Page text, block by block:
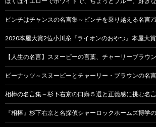
ピンチはチャンスの名言集～ピンチを乗り越える名言7
2020本屋大賞2位小川糸『ライオンのおやつ』本屋大
【人生の名言】スヌーピーの言葉、チャーリーブラウ
ピーナッツ～スヌーピーとチャーリー・ブラウンの名
相棒の名言集～杉下右京の口癖５選と正義感に挑む名言
『相棒』杉下右京と名探偵シャーロックホームズ博学